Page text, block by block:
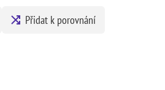
Přidat k porovnání